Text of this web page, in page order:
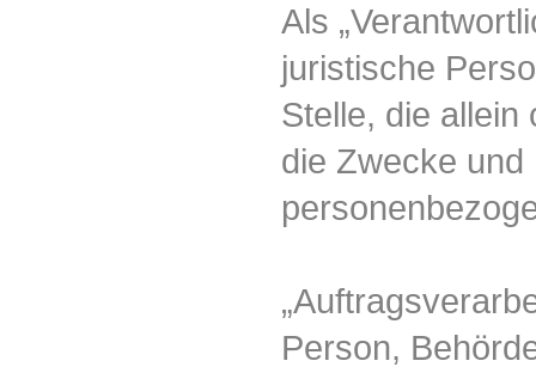
Als
juristische
Stelle, die allein
die Zwecke und
Person,